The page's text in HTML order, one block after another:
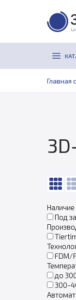
Главная
Наличие
Под
FDM/
до
300-